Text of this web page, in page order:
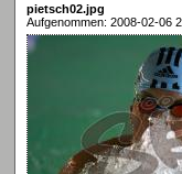
pietsch02.jpg
Aufgenommen: 2008-02-06